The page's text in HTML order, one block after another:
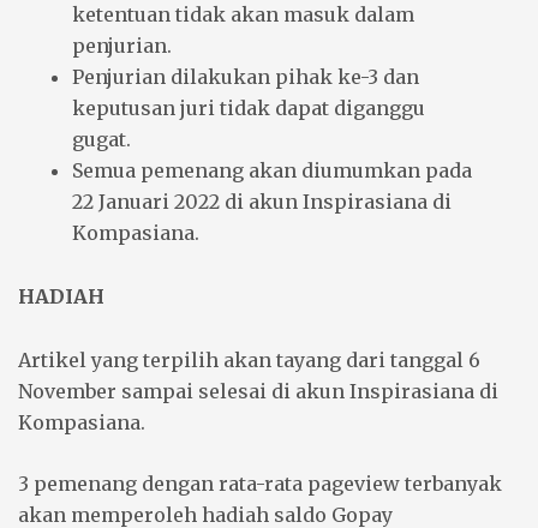
ketentuan tidak akan masuk dalam
penjurian.
Penjurian dilakukan pihak ke-3 dan
keputusan juri tidak dapat diganggu
gugat.
Semua pemenang akan diumumkan pada
22 Januari 2022 di akun Inspirasiana di
Kompasiana.
HADIAH
Artikel yang terpilih akan tayang dari tanggal 6
November sampai selesai di akun Inspirasiana di
Kompasiana.
3 pemenang dengan rata-rata pageview terbanyak
akan memperoleh hadiah saldo Gopay